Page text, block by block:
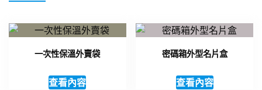
一次性保溫外賣袋
查看內容
密碼箱外型名片盒
查看內容